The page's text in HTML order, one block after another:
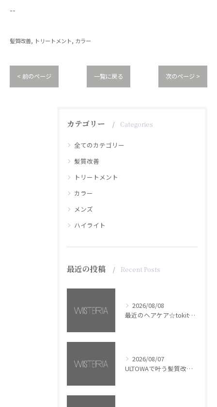
--
髪質改善 トリートメント カラー
< 前のページ 一覧に戻る 次のページ >
カテゴリー Categories
全てのカテゴリー
髪質改善
トリートメント
カラー
メンズ
ハイライト
最近の投稿 Recent Posts
2026/08/08
最近のヘアケア☆tokita【銀座・美容室WISTERIA】
2026/08/07
ULTOWAで叶う髪質改善美髪カラー【銀座・美容室WISTERIA】